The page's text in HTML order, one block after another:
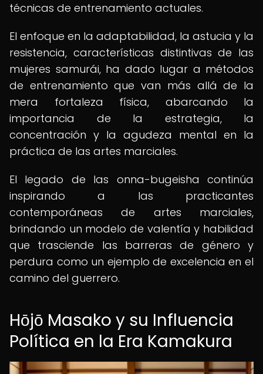
técnicas de entrenamiento actuales.
El enfoque en la adaptabilidad, la astucia y la
resistencia, características distintivas de las
mujeres samurái, ha dado lugar a métodos
de entrenamiento que van más allá de la
mera fortaleza física, abarcando la
importancia de la estrategia, la
concentración y la agudeza mental en la
práctica de las artes marciales.
El legado de las onna-bugeisha continúa
inspirando a las practicantes
contemporáneas de artes marciales,
brindando un modelo de valentía y habilidad
que trasciende las barreras de género y
perdura como un ejemplo de excelencia en el
camino del guerrero.
Hōjō Masako y su Influencia
Política en la Era Kamakura